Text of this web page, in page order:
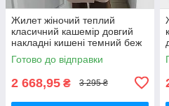
Жилет жіночий теплий
класичний кашемір довгий
накладні кишені темний беж
Готово до відправки
2 668,95 ₴ 3 295 ₴